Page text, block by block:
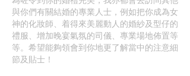
與你們有關結婚的專業人士，例如把你成為女
神的化妝師、着得來美麗動人的婚紗及型仔的
禮服、增加晚宴氣氛的司儀、專業場地佈置等
等。希望能夠領會到你地更了解當中的注意細
節及貼士！